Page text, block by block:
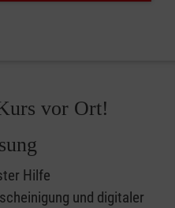
vor Ort!
Hilfe
und digitaler